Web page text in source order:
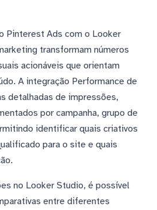
Pinterest Ads com o Looker
transformam números
acionáveis que orientam
A integração Performance de
detalhadas de impressões,
por campanha, grupo de
identificar quais criativos
para o site e quais
no Looker Studio, é possível
entre diferentes